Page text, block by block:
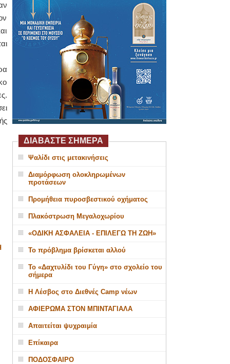
ΔΙΑΒΑΣΤΕ ΣΗΜΕΡΑ
Ψαλίδι στις μετακινήσεις
Διαμόρφωση ολοκληρωμένων
προτάσεων
Προμήθεια πυροσβεστικού οχήματος
Πλακόστρωση Μεγαλοχωρίου
«ΟΔΙΚΗ ΑΣΦΑΛΕΙΑ - ΕΠΙΛΕΓΩ ΤΗ ΖΩΗ»
Το πρόβλημα βρίσκεται αλλού
Το «Δαχτυλίδι του Γύγη» στο σχολείο του
σήμερα
Η Λέσβος στο Διεθνές Camp νέων
ΑΦΙΕΡΩΜΑ ΣΤΟΝ ΜΠΙΝΤΑΓΙΑΛΑ
Απαιτείται ψυχραιμία
Επίκαιρα
ΠΟΔΟΣΦΑΙΡΟ